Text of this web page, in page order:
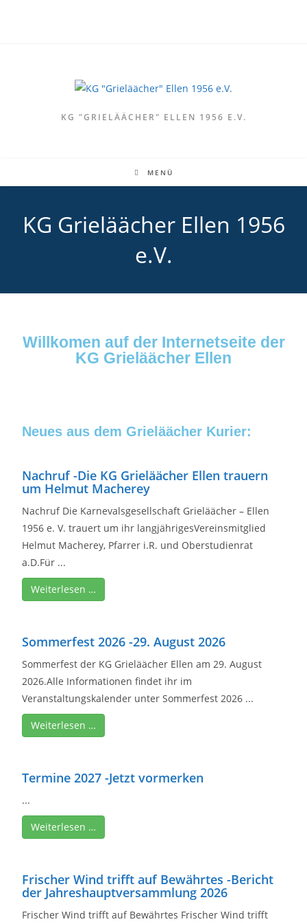
KG "GRIELÄÄCHER" ELLEN 1956 E.V.
MENÜ
KG Grieläächer Ellen 1956
e.V.
Willkomen auf der Internetseite der
KG Grieläächer Ellen
Neues aus dem Grieläächer Kurier:
Nachruf -Die KG Grieläächer Ellen trauern
um Helmut Macherey
Nachruf Die Karnevalsgesellschaft Grieläächer – Ellen
1956 e. V. trauert um ihr langjährigesVereinsmitglied
Helmut Macherey, Pfarrer i.R. und Oberstudienrat
a.D.Für ...
Weiterlesen …
Sommerfest 2026 -29. August 2026
Sommerfest der KG Grieläächer Ellen am 29. August
2026.Alle Informationen findet ihr im
Veranstaltungskalender unter Sommerfest 2026 ...
Weiterlesen …
Termine 2027 -Jetzt vormerken
...
Weiterlesen …
Frischer Wind trifft auf Bewährtes -Bericht
der Jahreshauptversammlung 2026
Frischer Wind trifft auf Bewährtes Frischer Wind trifft